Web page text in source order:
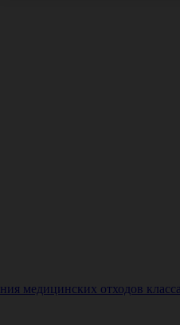
медицинских отходов